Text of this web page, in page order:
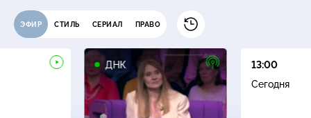
ЭФИР СТИЛЬ СЕРИАЛ ПРАВО
ДНК
13:00
Сегодня